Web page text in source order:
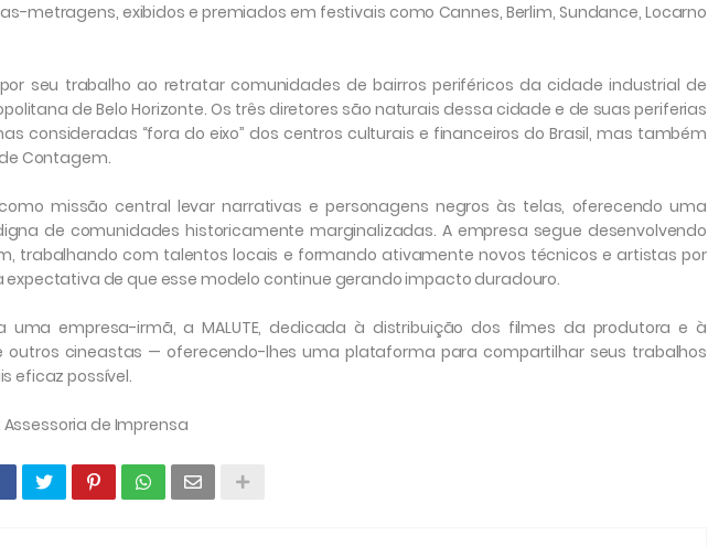
metragens, exibidos e premiados em festivais como Cannes, Berlim, Sundance, Locarno
seu trabalho ao retratar comunidades de bairros periféricos da cidade industrial de
de Belo Horizonte. Os três diretores são naturais dessa cidade e de suas periferias
consideradas “fora do eixo” dos centros culturais e financeiros do Brasil, mas também
Contagem.
como missão central levar narrativas e personagens negros às telas, oferecendo uma
de comunidades historicamente marginalizadas. A empresa segue desenvolvendo
trabalhando com talentos locais e formando ativamente novos técnicos e artistas por
expectativa de que esse modelo continue gerando impacto duradouro.
uma empresa-irmã, a MALUTE, dedicada à distribuição dos filmes da produtora e à
cineastas — oferecendo-lhes uma plataforma para compartilhar seus trabalhos
eficaz possível.
de Imprensa